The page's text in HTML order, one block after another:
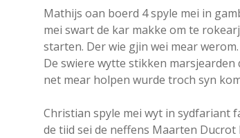
Mathijs oan boerd 4 spyle mei in
mei swart de kar makke om te
starten. Der wie gjin wei mear
De swiere wytte stikken
net mear holpen wurde troch syn
Christian spyle mei wyt in sydfariant
de tiid sei de neffens Maarten